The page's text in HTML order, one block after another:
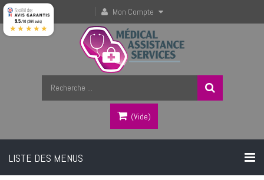
Mon Compte
(vide)
LISTE DES MENUS
9.5/10 (364 avis)
★★★★★